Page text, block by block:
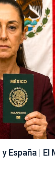
España | El